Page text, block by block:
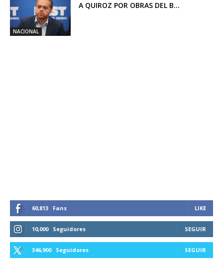
NACIONAL
A QUIROZ POR OBRAS DEL B...
60,813 Fans LIKE
10,000 Seguidores SEGUIR
346,900 Seguidores SEGUIR